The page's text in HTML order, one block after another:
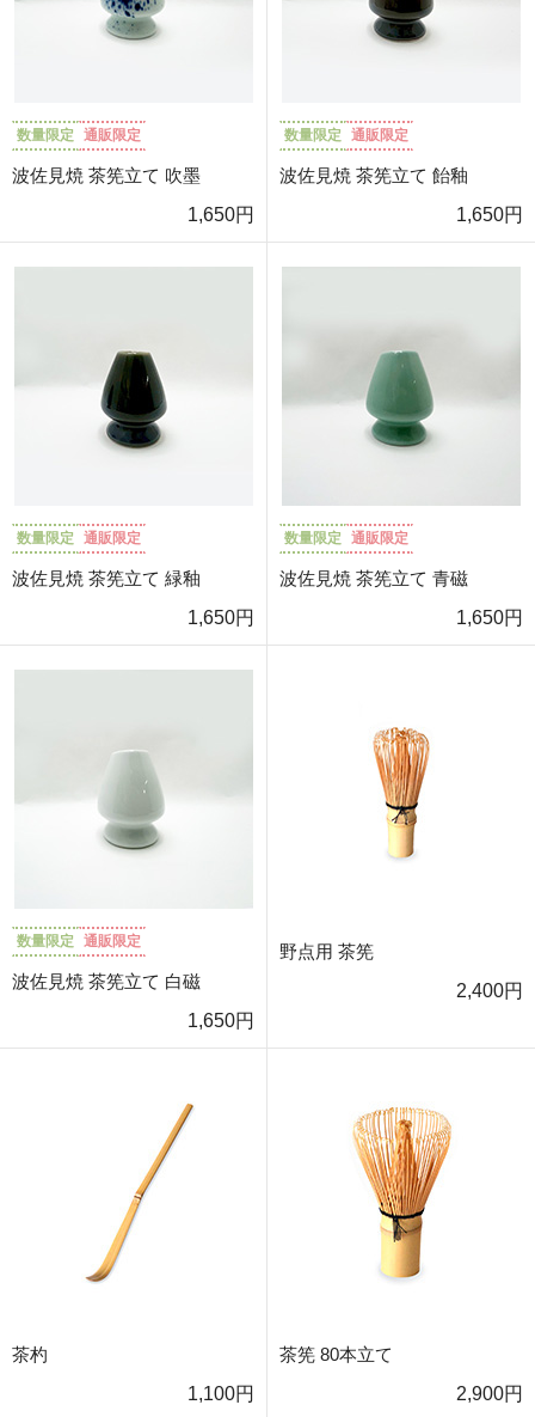
数量限定 通販限定
波佐見焼 茶筅立て 吹墨
1,650円
数量限定 通販限定
波佐見焼 茶筅立て 飴釉
1,650円
数量限定 通販限定
波佐見焼 茶筅立て 緑釉
1,650円
数量限定 通販限定
波佐見焼 茶筅立て 青磁
1,650円
数量限定 通販限定
波佐見焼 茶筅立て 白磁
1,650円
野点用 茶筅
2,400円
茶杓
1,100円
茶筅 80本立て
2,900円